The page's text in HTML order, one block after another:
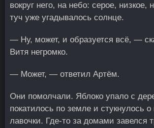
вокруг него, на небо: серое, низкое,
туч уже угадывалось солнце.
— Ну, может, и образуется всё, —
Витя негромко.
— Может, — ответил Артём.
Они помолчали. Яблоко упало с
покатилось по земле и стукнулось о
лавочки. Где-то за домами завелся